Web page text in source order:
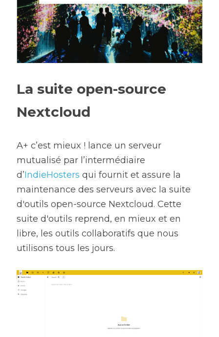
La suite open-source
Nextcloud
A+ c’est mieux ! lance un serveur
mutualisé par l’intermédiaire
d’IndieHosters qui fournit et assure la
maintenance des serveurs avec la suite
d'outils open-source Nextcloud. Cette
suite d'outils reprend, en mieux et en
libre, les outils collaboratifs que nous
utilisons tous les jours.